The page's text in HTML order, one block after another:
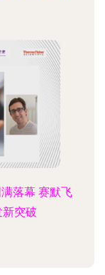
落幕 赛默飞
突破